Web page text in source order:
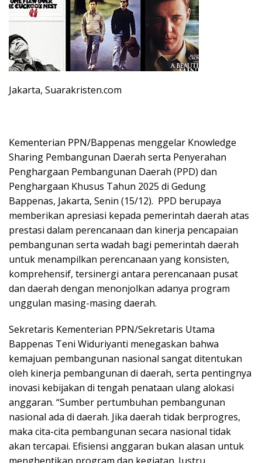
Jakarta, Suarakristen.com
Kementerian PPN/Bappenas menggelar Knowledge
Sharing Pembangunan Daerah serta Penyerahan
Penghargaan Pembangunan Daerah (PPD) dan
Penghargaan Khusus Tahun 2025 di Gedung
Bappenas, Jakarta, Senin (15/12). PPD berupaya
memberikan apresiasi kepada pemerintah daerah atas
prestasi dalam perencanaan dan kinerja pencapaian
pembangunan serta wadah bagi pemerintah daerah
untuk menampilkan perencanaan yang konsisten,
komprehensif, tersinergi antara perencanaan pusat
dan daerah dengan menonjolkan adanya program
unggulan masing-masing daerah.
Sekretaris Kementerian PPN/Sekretaris Utama
Bappenas Teni Widuriyanti menegaskan bahwa
kemajuan pembangunan nasional sangat ditentukan
oleh kinerja pembangunan di daerah, serta pentingnya
inovasi kebijakan di tengah penataan ulang alokasi
anggaran. “Sumber pertumbuhan pembangunan
nasional ada di daerah. Jika daerah tidak berprogres,
maka cita-cita pembangunan secara nasional tidak
akan tercapai. Efisiensi anggaran bukan alasan untuk